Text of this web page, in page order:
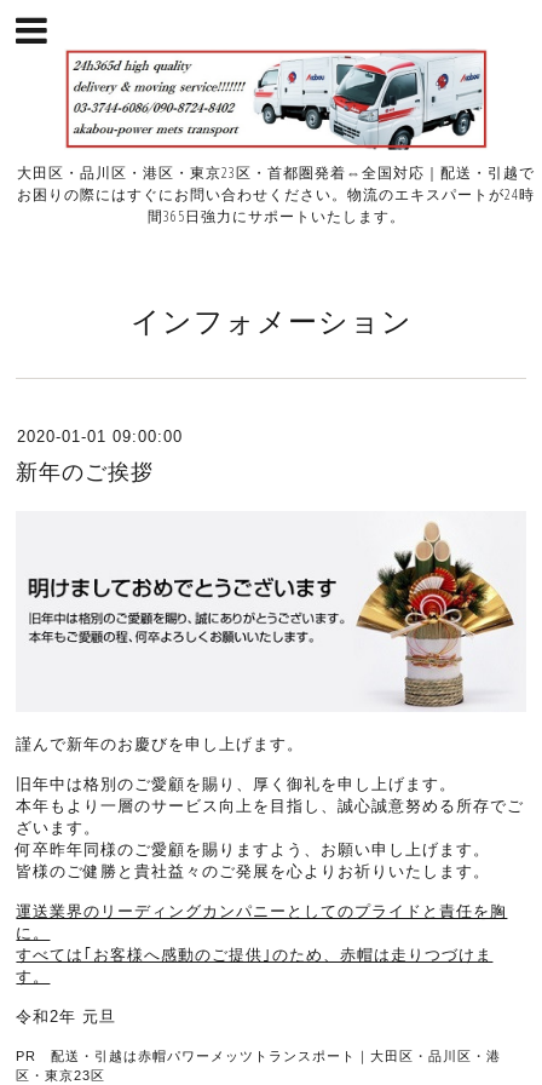
大田区・品川区・港区・東京23区・首都圏発着⇔全国対応｜配送・引越で
お困りの際にはすぐにお問い合わせください。物流のエキスパートが24時
間365日強力にサポートいたします。
インフォメーション
2020-01-01 09:00:00
新年のご挨拶
謹んで新年のお慶びを申し上げます。
旧年中は格別のご愛顧を賜り、厚く御礼を申し上げます。
本年もより一層のサービス向上を目指し、誠心誠意努める所存でご
ざいます。
何卒昨年同様のご愛顧を賜りますよう、お願い申し上げます。
皆様のご健勝と貴社益々のご発展を心よりお祈りいたします。
運送業界のリーディングカンパニーとしてのプライドと責任を胸
に。
すべては｢お客様へ感動のご提供｣のため、赤帽は走りつづけま
す。
令和2年 元旦
PR 配送・引越は赤帽パワーメッツトランスポート｜大田区・品川区・港
区・東京23区